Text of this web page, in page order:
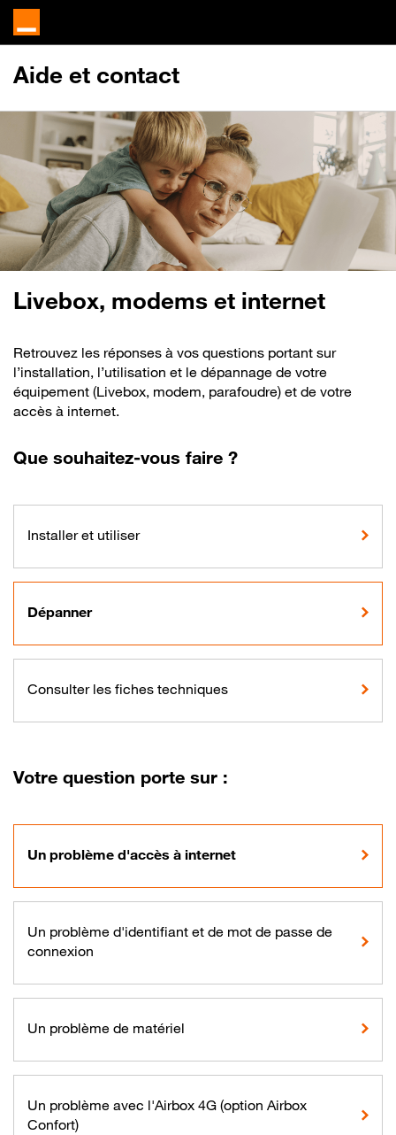
Aide et contact
Livebox, modems et internet
Retrouvez les réponses à vos questions portant sur
l’installation, l’utilisation et le dépannage de votre
équipement (Livebox, modem, parafoudre) et de votre
accès à internet.
Que souhaitez-vous faire ?
Installer et utiliser
Dépanner
Consulter les fiches techniques
Votre question porte sur :
Un problème d'accès à internet
Un problème d'identifiant et de mot de passe de
connexion
Un problème de matériel
Un problème avec l'Airbox 4G (option Airbox
Confort)